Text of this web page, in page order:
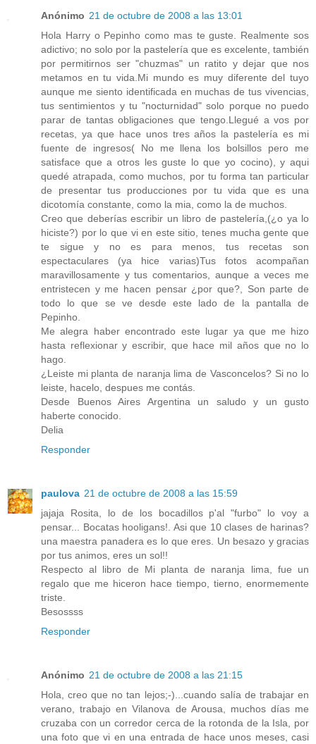
Anónimo 21 de octubre de 2008 a las 13:01
Hola Harry o Pepinho como mas te guste. Realmente sos
adictivo; no solo por la pastelería que es excelente, también
por permitirnos ser "chuzmas" un ratito y dejar que nos
metamos en tu vida.Mi mundo es muy diferente del tuyo
aunque me siento identificada en muchas de tus vivencias,
tus sentimientos y tu "nocturnidad" solo porque no puedo
parar de tantas obligaciones que tengo.Llegué a vos por
recetas, ya que hace unos tres años la pastelería es mi
fuente de ingresos( No me llena los bolsillos pero me
satisface que a otros les guste lo que yo cocino), y aqui
quedé atrapada, como muchos, por tu forma tan particular
de presentar tus producciones por tu vida que es una
dicotomía constante, como la mia, como la de muchos.
Creo que deberías escribir un libro de pastelería,(¿o ya lo
hiciste?) por lo que vi en este sitio, tenes mucha gente que
te sigue y no es para menos, tus recetas son
espectaculares (ya hice varias)Tus fotos acompañan
maravillosamente y tus comentarios, aunque a veces me
entristecen y me hacen pensar ¿por que?, Son parte de
todo lo que se ve desde este lado de la pantalla de
Pepinho.
Me alegra haber encontrado este lugar ya que me hizo
hasta reflexionar y escribir, que hace mil años que no lo
hago.
¿Leiste mi planta de naranja lima de Vasconcelos? Si no lo
leiste, hacelo, despues me contás.
Desde Buenos Aires Argentina un saludo y un gusto
haberte conocido.
Delia
Responder
paulova 21 de octubre de 2008 a las 15:59
jajaja Rosita, lo de los bocadillos p'al "furbo" lo voy a
pensar... Bocatas hooligans!. Asi que 10 clases de harinas?
una maestra panadera es lo que eres. Un besazo y gracias
por tus animos, eres un sol!!
Respecto al libro de Mi planta de naranja lima, fue un
regalo que me hiceron hace tiempo, tierno, enormemente
triste.
Besossss
Responder
Anónimo 21 de octubre de 2008 a las 21:15
Hola, creo que no tan lejos;-)...cuando salía de trabajar en
verano, trabajo en Vilanova de Arousa, muchos días me
cruzaba con un corredor cerca de la rotonda de la Isla, por
una foto que vi en una entrada de hace unos meses, casi